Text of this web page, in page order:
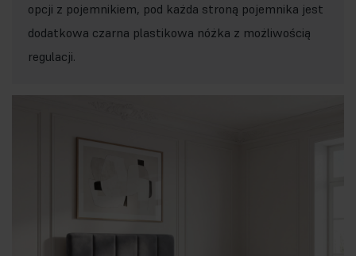
opcji z pojemnikiem, pod każda stroną pojemnika jest
dodatkowa czarna plastikowa nóżka z możliwością
regulacji.